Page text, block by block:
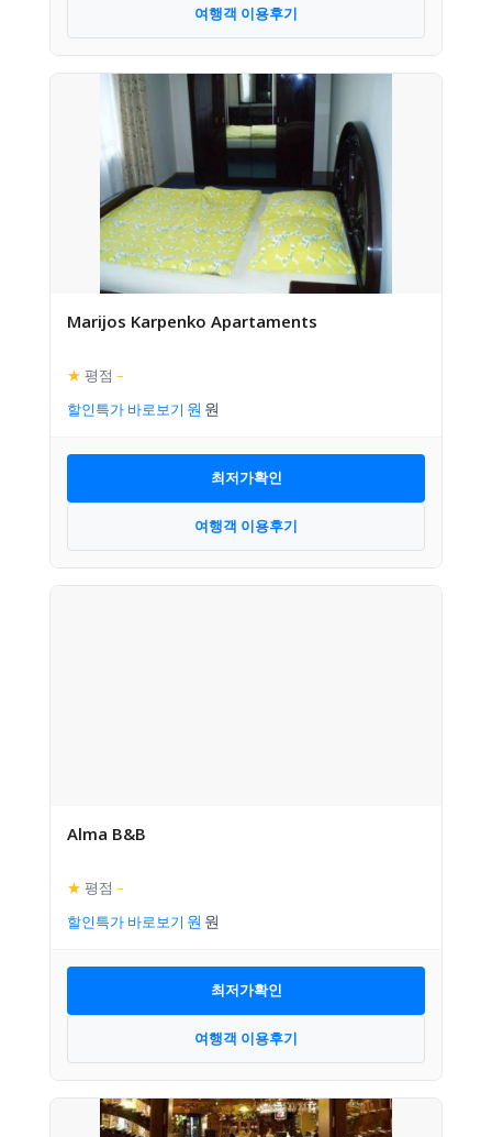
여행객 이용후기
Marijos Karpenko Apartaments
★ 평점 –
할인특가 바로보기
최저가확인
여행객 이용후기
Alma B&B
★ 평점 –
할인특가 바로보기
최저가확인
여행객 이용후기